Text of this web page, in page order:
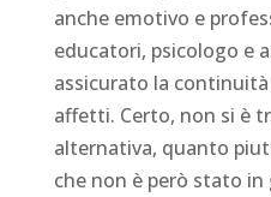
anche emotivo e
educatori, psicologo e
assicurato la
affetti. Certo, non si è
alternativa, quanto
che non è però stato